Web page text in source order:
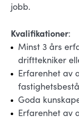
jobb.
Kvalifikationer:
Minst 3 års
drifttekniker
Erfarenhet av
Goda
Erfarenhet av